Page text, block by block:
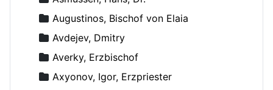
Augustinos, Bischof von Elaia
Avdejev, Dmitry
Averky, Erzbischof
Axyonov, Igor, Erzpriester